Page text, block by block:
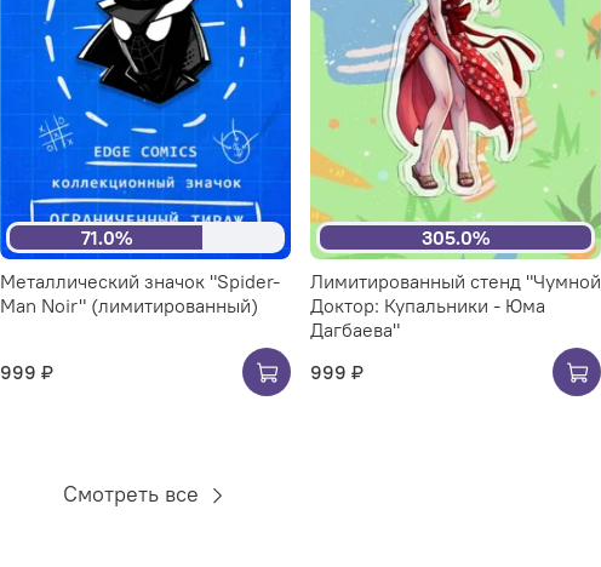
71.0%
Металлический значок "Spider-
Man Noir" (лимитированный)
999 ₽
305.0%
Лимитированный стенд "Чумной
Доктор: Купальники - Юма
Дагбаева"
999 ₽
Смотреть все